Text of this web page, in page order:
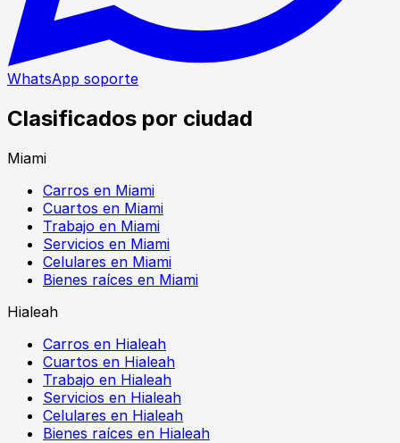
WhatsApp soporte
Clasificados por ciudad
Miami
Carros en Miami
Cuartos en Miami
Trabajo en Miami
Servicios en Miami
Celulares en Miami
Bienes raíces en Miami
Hialeah
Carros en Hialeah
Cuartos en Hialeah
Trabajo en Hialeah
Servicios en Hialeah
Celulares en Hialeah
Bienes raíces en Hialeah